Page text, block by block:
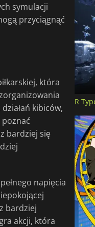
symulacji
przyciągnąć
która
kibiców,
bardziej się
napięcia
bardziej
akcji, która
R